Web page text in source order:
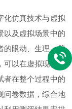
化仿真技术与虚拟
以及虚拟场景中的
的眼动、生理、脑
可以在虚拟现实的
者在整个过程中的
问卷数据，综合地